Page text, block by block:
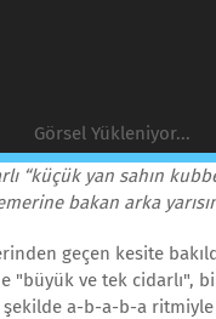
Görsel Yükleniyor...
“küçük yan sahın
bakan arka
geçen kesite
"büyük ve tek cidarlı",
a-b-a-b-a ritmiyle